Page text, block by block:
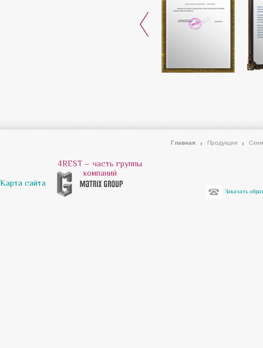
Главная Продукция
4REST – часть группы
компаний
Карта сайта
Заказать